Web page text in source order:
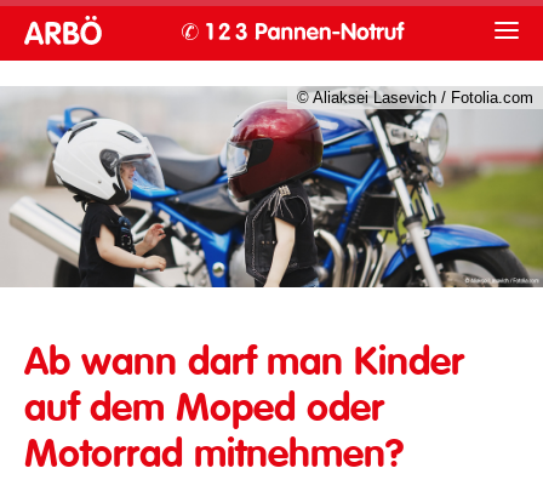
© Aliaksei Lasevich / Fotolia.com
Ab wann darf man Kinder
auf dem Moped oder
Motorrad mitnehmen?